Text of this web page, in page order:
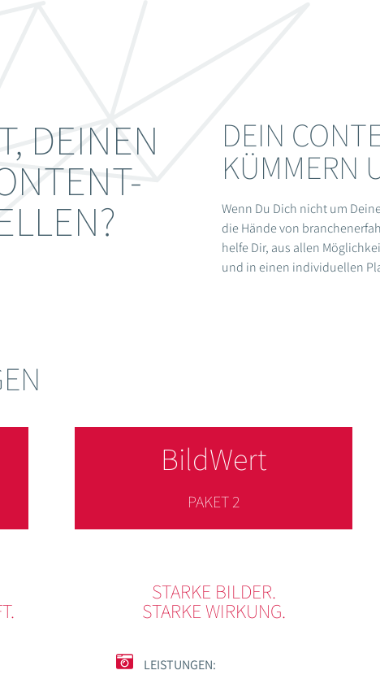
DEINEN DEIN
KÜMMERN
Wenn Du Dich nicht um
die Hände von
helfe Dir, aus allen
und in einen individuellen
BildWert
PAKET 2
STARKE BILDER.
STARKE WIRKUNG.
LEISTUNGEN: